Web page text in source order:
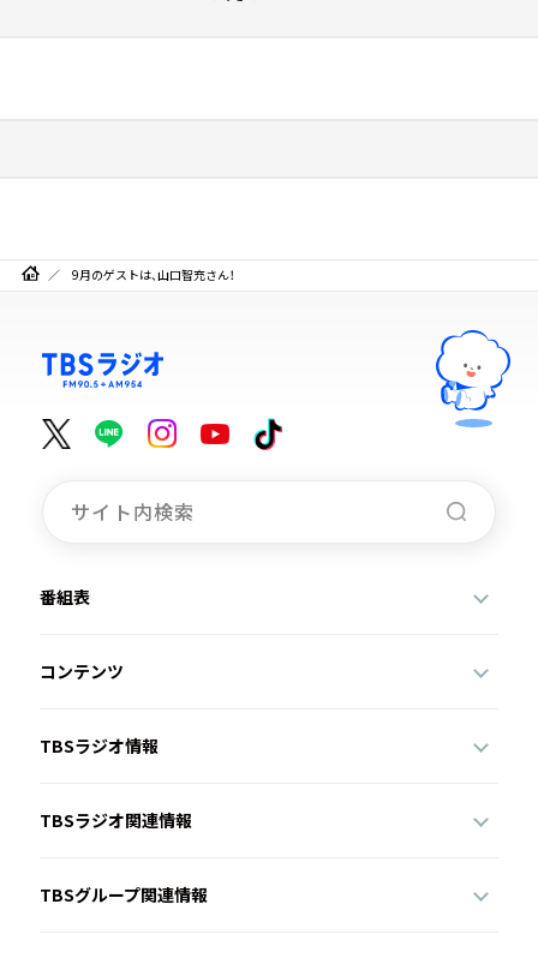
9月のゲストは、山口智充さん！
番組表
コンテンツ
TBSラジオ情報
TBSラジオ関連情報
TBSグループ関連情報